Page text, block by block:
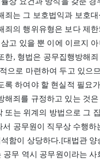
죄는 그 보호법익과 보호
죄의 행위유형은 보다 제
고 있을 뿐 이에 이르지
한, 형법은 공무집행방해
으로 마련하여 두고 있으
록 하여야 할 현실적 필요
해죄를 규정하고 있는 것
또는 위계의 방법으로 그
공무원이 직무상 수행
함이 상당하다.[대법관
공무 역시 공무원이라는